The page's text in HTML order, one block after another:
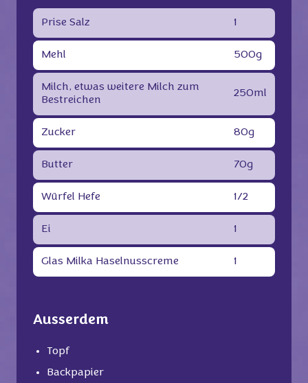
Prise Salz 1
Mehl 500g
Milch, etwas weitere Milch zum
Bestreichen
250ml
Zucker 80g
Butter 70g
Würfel Hefe 1/2
Ei 1
Glas Milka Haselnusscreme 1
Ausserdem
Topf
Backpapier